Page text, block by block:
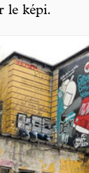
le képi.